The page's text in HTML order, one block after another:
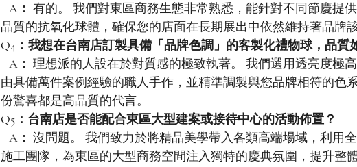
   A：
有的。 我們對東區商務生態非常熟悉，能針對不同節慶提
品質的抗氧化球體，確保您的店面在長期展出中依然維持著品牌
Q4：我想在台南店訂製具備「品牌色調」的客製化禮物球，品質
   A：
理想派的人設在於對質感的極致執著。 我們選用透亮度極
由具備萬件案例經驗的職人手作，並精準調製與您品牌相符的色
份驚喜都是高品質的代言。
Q5：台南店是否能配合東區大型建案或接待中心的活動佈置？
   A：
沒問題。 我們致力於將精品美學帶入各類高端場域，利用
施工團隊，為東區的大型商務空間注入獨特的慶典氛圍，提升整